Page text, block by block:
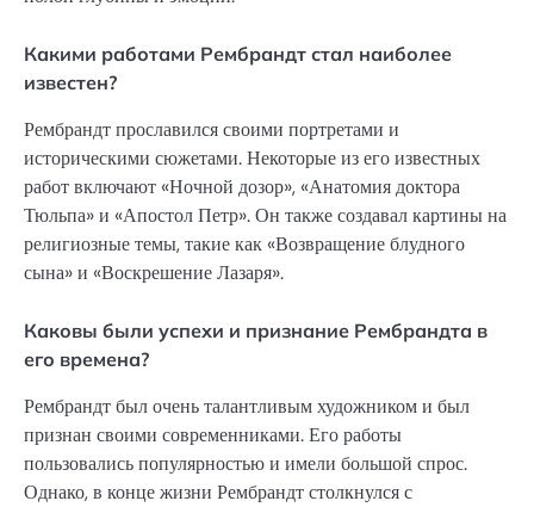
Какими работами Рембрандт стал наиболее
известен?
Рембрандт прославился своими портретами и
историческими сюжетами. Некоторые из его известных
работ включают «Ночной дозор», «Анатомия доктора
Тюльпа» и «Апостол Петр». Он также создавал картины на
религиозные темы, такие как «Возвращение блудного
сына» и «Воскрешение Лазаря».
Каковы были успехи и признание Рембрандта в
его времена?
Рембрандт был очень талантливым художником и был
признан своими современниками. Его работы
пользовались популярностью и имели большой спрос.
Однако, в конце жизни Рембрандт столкнулся с